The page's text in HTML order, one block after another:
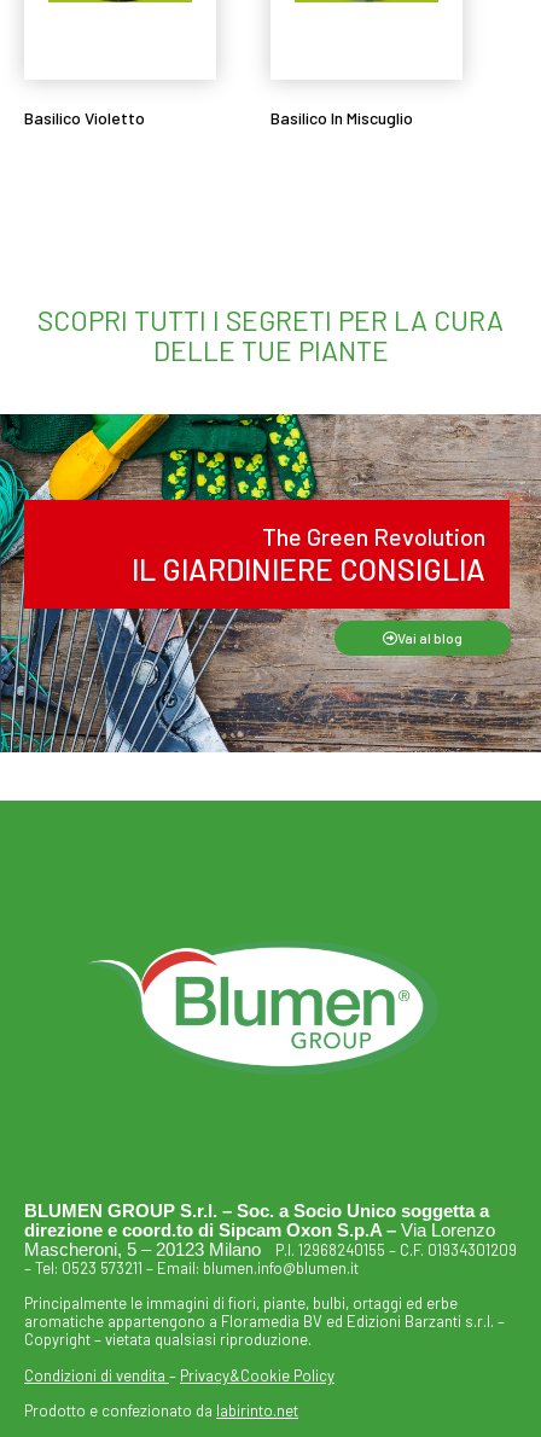
Basilico Violetto Basilico In Miscuglio
SCOPRI TUTTI I SEGRETI PER LA CURA
DELLE TUE PIANTE
The Green Revolution
IL GIARDINIERE CONSIGLIA
Vai al blog
BLUMEN GROUP S.r.l. – Soc. a Socio Unico soggetta a
direzione e coord.to di Sipcam Oxon S.p.A – Via Lorenzo
Mascheroni, 5 – 20123 Milano P.I. 12968240155 – C.F. 01934301209
– Tel: 0523 573211 – Email: blumen.info@blumen.it
Principalmente le immagini di fiori, piante, bulbi, ortaggi ed erbe
aromatiche appartengono a Floramedia BV ed Edizioni Barzanti s.r.l. –
Copyright – vietata qualsiasi riproduzione.
Condizioni di vendita – Privacy&Cookie Policy
Prodotto e confezionato da labirinto.net